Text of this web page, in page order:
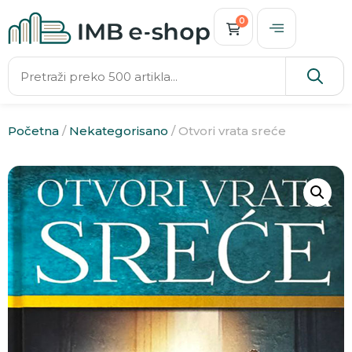
0
Početna / Nekategorisano / Otvori vrata sreće